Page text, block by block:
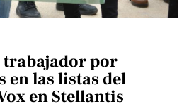
trabajador por
las listas del
en Stellantis